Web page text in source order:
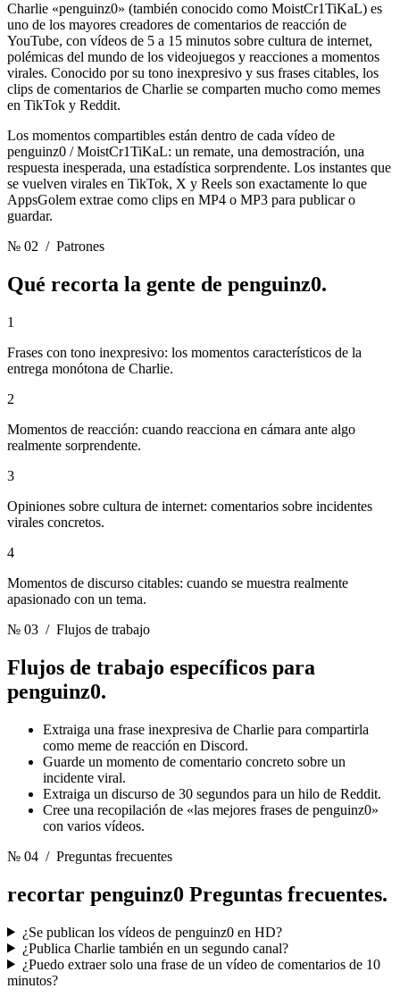
Charlie «penguinz0» (también conocido como MoistCr1TiKaL) es
uno de los mayores creadores de comentarios de reacción de
YouTube, con vídeos de 5 a 15 minutos sobre cultura de internet,
polémicas del mundo de los videojuegos y reacciones a momentos
virales. Conocido por su tono inexpresivo y sus frases citables, los
clips de comentarios de Charlie se comparten mucho como memes
en TikTok y Reddit.
Los momentos compartibles están dentro de cada vídeo de
penguinz0 / MoistCr1TiKaL: un remate, una demostración, una
respuesta inesperada, una estadística sorprendente. Los instantes que
se vuelven virales en TikTok, X y Reels son exactamente lo que
AppsGolem extrae como clips en MP4 o MP3 para publicar o
guardar.
№ 02 / Patrones
Qué recorta la gente de penguinz0.
1
Frases con tono inexpresivo: los momentos característicos de la
entrega monótona de Charlie.
2
Momentos de reacción: cuando reacciona en cámara ante algo
realmente sorprendente.
3
Opiniones sobre cultura de internet: comentarios sobre incidentes
virales concretos.
4
Momentos de discurso citables: cuando se muestra realmente
apasionado con un tema.
№ 03 / Flujos de trabajo
Flujos de trabajo específicos para
penguinz0.
Extraiga una frase inexpresiva de Charlie para compartirla
como meme de reacción en Discord.
Guarde un momento de comentario concreto sobre un
incidente viral.
Extraiga un discurso de 30 segundos para un hilo de Reddit.
Cree una recopilación de «las mejores frases de penguinz0»
con varios vídeos.
№ 04 / Preguntas frecuentes
recortar penguinz0 Preguntas frecuentes.
¿Se publican los vídeos de penguinz0 en HD?
¿Publica Charlie también en un segundo canal?
¿Puedo extraer solo una frase de un vídeo de comentarios de 10
minutos?